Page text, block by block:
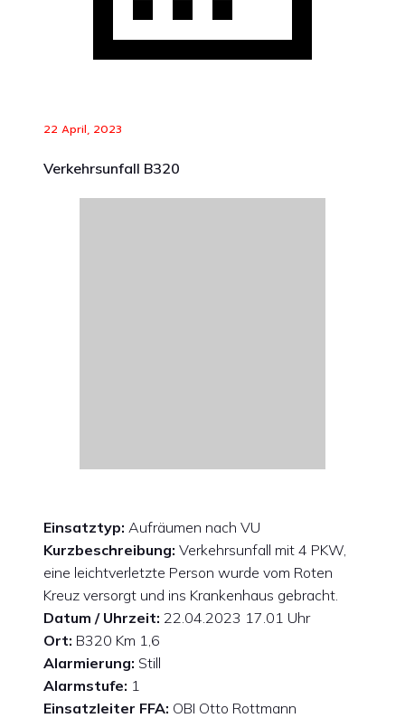
22 April, 2023
Verkehrsunfall B320
Einsatztyp: Aufräumen nach VU
Kurzbeschreibung: Verkehrsunfall mit 4 PKW,
eine leichtverletzte Person wurde vom Roten
Kreuz versorgt und ins Krankenhaus gebracht.
Datum / Uhrzeit: 22.04.2023 17.01 Uhr
Ort: B320 Km 1,6
Alarmierung: Still
Alarmstufe: 1
Einsatzleiter FFA: OBI Otto Rottmann